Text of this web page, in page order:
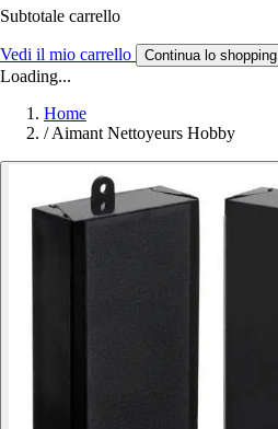
Subtotale carrello
Vedi il mio carrello Continua lo shopping
Loading...
Home
/ Aimant Nettoyeurs Hobby